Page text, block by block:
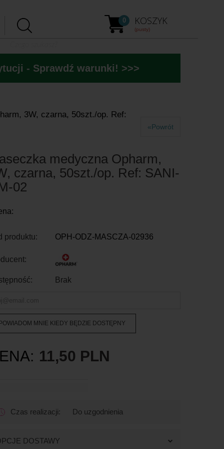
KOSZYK
0
(pusty)
- Sprawdź warunki! >>>
3W, czarna, 50szt./op. Ref:
«Powrót
medyczna Opharm,
czarna, 50szt./op. Ref: SANI-
02
produktu: OPH-ODZ-MASCZA-02936
Brak
POWIADOM MNIE KIEDY BĘDZIE DOSTĘPNY
11,50 PLN
Czas realizacji: Do uzgodnienia
DOSTAWY